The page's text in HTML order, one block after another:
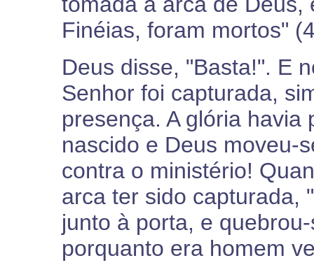
Finéias, foram mortos"
Deus disse, "Basta!". E
Senhor foi capturada,
presença. A glória
nascido e Deus moveu-
contra o ministério!
arca ter sido capturada,
junto à porta, e
porquanto era homem